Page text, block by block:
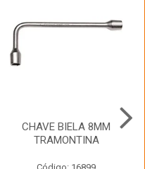
CHAVE BIELA 8MM
TRAMONTINA